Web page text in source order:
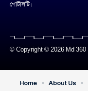
পোর্টালটি।
© Copyright © 2026 Md 360
Home About Us